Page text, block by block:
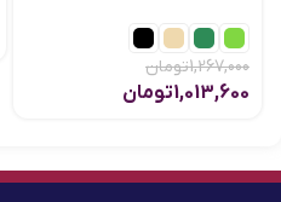
1,267,000تومان
1,013,600تومان